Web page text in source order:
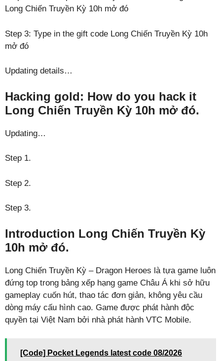
Long Chiến Truyền Kỳ 10h mở đó
Step 3: Type in the gift code Long Chiến Truyền Kỳ 10h
mở đó
Updating details…
Hacking gold: How do you hack it
Long Chiến Truyền Kỳ 10h mở đó.
Updating…
Step 1.
Step 2.
Step 3.
Introduction Long Chiến Truyền Kỳ
10h mở đó.
Long Chiến Truyền Kỳ – Dragon Heroes là tựa game luôn
đứng top trong bảng xếp hạng game Châu Á khi sở hữu
gameplay cuốn hút, thao tác đơn giản, không yêu cầu
dòng máy cấu hình cao. Game được phát hành độc
quyền tại Việt Nam bởi nhà phát hành VTC Mobile.
[Code] Pocket Legends latest code 08/2026